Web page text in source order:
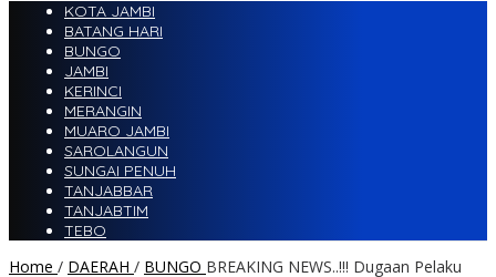
KOTA JAMBI
BATANG HARI
BUNGO
JAMBI
KERINCI
MERANGIN
MUARO JAMBI
SAROLANGUN
SUNGAI PENUH
TANJABBAR
TANJABTIM
TEBO
Home / DAERAH / BUNGO BREAKING NEWS..!!! Dugaan Pelaku